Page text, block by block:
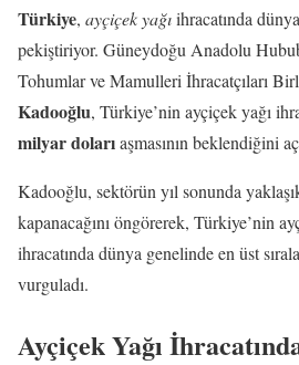
Türkiye, ayçiçek yağıihracatında
pekiştiriyor. Güneydoğu Anadolu
Tohumlar ve Mamulleri İhracatçıları
Kadooğlu, Türkiye’nin ayçiçek yağı
milyar dolarıaşmasının beklendiğini
Kadooğlu, sektörün yıl sonunda
kapanacağını öngörerek, Türkiye’nin
ihracatında dünya genelinde en üst
vurguladı.
Ayçiçek Yağı